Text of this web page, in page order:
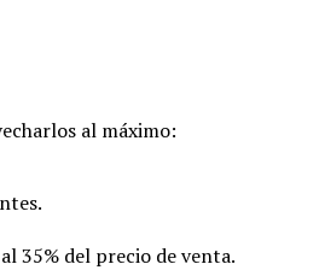
al máximo:
35% del precio de venta.